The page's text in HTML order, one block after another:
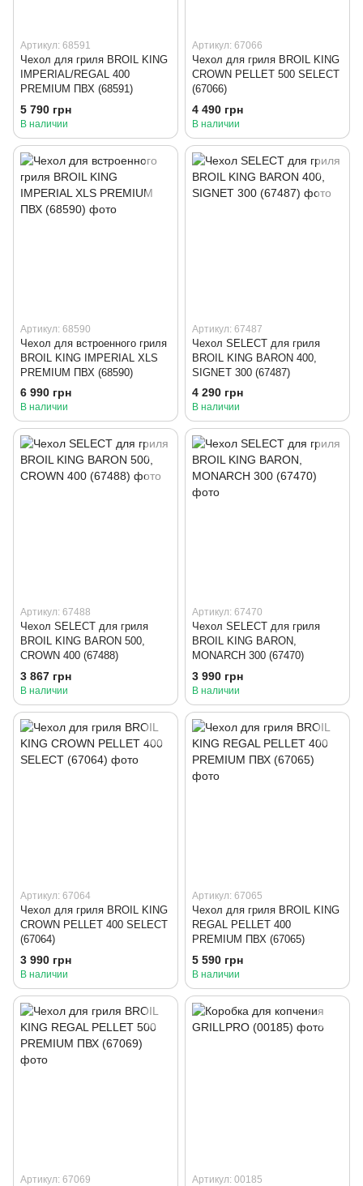
Артикул: 68591
Чехол для гриля BROIL KING
IMPERIAL/REGAL 400
PREMIUM ПВХ (68591)
5 790 грн
В наличии
Артикул: 67066
Чехол для гриля BROIL KING
CROWN PELLET 500 SELECT
(67066)
4 490 грн
В наличии
Артикул: 68590
Чехол для встроенного гриля
BROIL KING IMPERIAL XLS
PREMIUM ПВХ (68590)
6 990 грн
В наличии
Артикул: 67487
Чехол SELECT для гриля
BROIL KING BARON 400,
SIGNET 300 (67487)
4 290 грн
В наличии
Артикул: 67488
Чехол SELECT для гриля
BROIL KING BARON 500,
CROWN 400 (67488)
3 867 грн
В наличии
Артикул: 67470
Чехол SELECT для гриля
BROIL KING BARON,
MONARCH 300 (67470)
3 990 грн
В наличии
Артикул: 67064
Чехол для гриля BROIL KING
CROWN PELLET 400 SELECT
(67064)
3 990 грн
В наличии
Артикул: 67065
Чехол для гриля BROIL KING
REGAL PELLET 400
PREMIUM ПВХ (67065)
5 590 грн
В наличии
Артикул: 67069 Артикул: 00185